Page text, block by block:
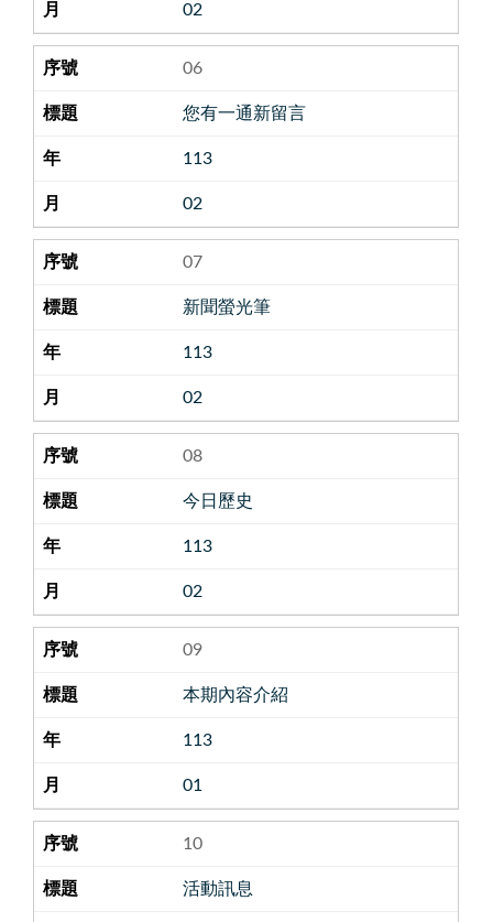
02
06
您有一通新留言
113
02
07
新聞螢光筆
113
02
08
今日歷史
113
02
09
本期內容介紹
113
01
10
活動訊息